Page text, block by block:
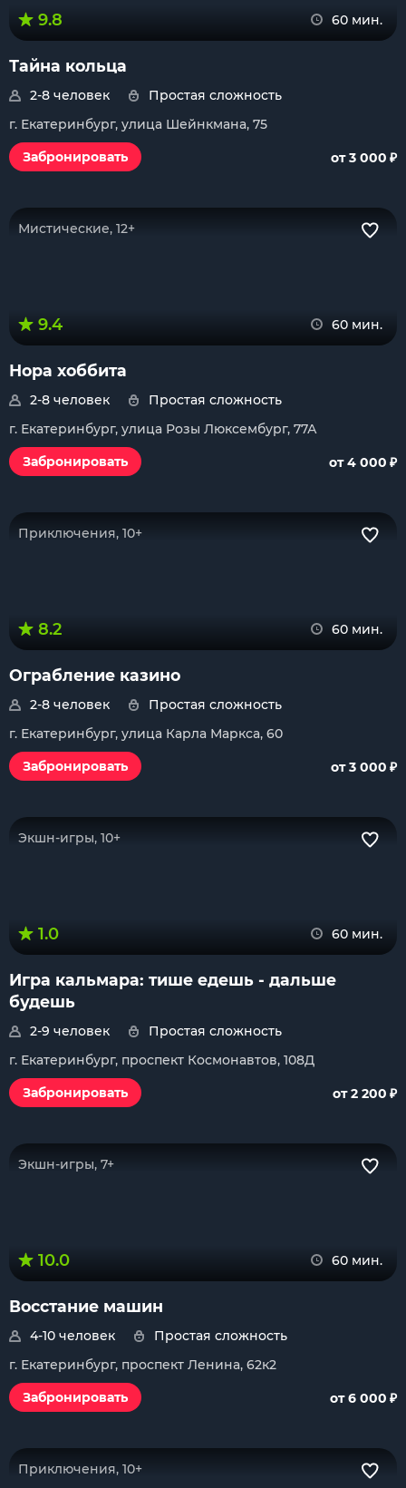
9.8 60 мин.
Тайна кольца
2-8 человек
Простая сложность
г. Екатеринбург, улица Шейнкмана, 75
Забронировать
от 3 000 ₽
Мистические, 12+
9.4 60 мин.
Нора хоббита
2-8 человек
Простая сложность
г. Екатеринбург, улица Розы Люксембург, 77А
Забронировать
от 4 000 ₽
Приключения, 10+
8.2 60 мин.
Ограбление казино
2-8 человек
Простая сложность
г. Екатеринбург, улица Карла Маркса, 60
Забронировать
от 3 000 ₽
Экшн-игры, 10+
1.0 60 мин.
Игра кальмара: тише едешь - дальше
будешь
2-9 человек
Простая сложность
г. Екатеринбург, проспект Космонавтов, 108Д
Забронировать
от 2 200 ₽
Экшн-игры, 7+
10.0 60 мин.
Восстание машин
4-10 человек
Простая сложность
г. Екатеринбург, проспект Ленина, 62к2
Забронировать
от 6 000 ₽
Приключения, 10+